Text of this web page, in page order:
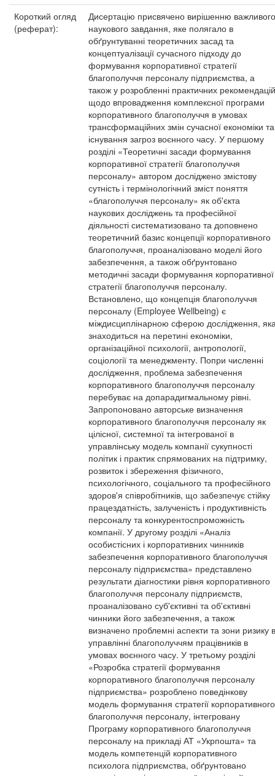
Короткий огляд
(реферат):
Дисертацію присвячено вирішенню важливого
наукового завдання, яке полягало в
обґрунтуванні теоретичних засад та
концептуалізації сучасного підходу до
формування корпоративної стратегії
благополуччя персоналу підприємства, а
також у розробленні практичних рекомендацій
щодо впровадження комплексної програми
корпоративного благополуччя в умовах
трансформаційних змін сучасної економіки та
існування загроз воєнного часу. У першому
розділі «Теоретичні засади формування
корпоративної стратегії благополуччя
персоналу» автором досліджено змістову
сутність і термінологічний зміст поняття
«благополуччя персоналу» як об'єкта
наукових досліджень та професійної
діяльності систематизовано та доповнено
теоретичний базис концепції корпоративного
благополуччя, проаналізовано моделі його
забезпечення, а також обґрунтовано
методичні засади формування корпоративної
стратегії благополуччя персоналу.
Встановлено, що концепція благополуччя
персоналу (Employee Wellbeing) є
міждисциплінарною сферою дослідження,
знаходиться на перетині економіки,
організаційної психології, антропології,
соціології та менеджменту. Попри численні
дослідження, проблема забезпечення
корпоративного благополуччя персоналу
перебуває на допарадигмальному рівні.
Запропоновано авторське визначення
корпоративного благополуччя персоналу як
цілісної, системної та інтегрованої в
управлінську модель компанії сукупності
політик і практик спрямованих на підтримку,
розвиток і збереження фізичного,
психологічного, соціального та професійного
здоров'я співробітників, що забезпечує стійку
працездатність, залученість і продуктивність
персоналу та конкурентоспроможність
компанії. У другому розділі «Аналіз
особистісних і корпоративних чинників
забезпечення корпоративного благополуччя
персоналу підприємства» представлено
результати діагностики рівня корпоративного
благополуччя персоналу підприємств,
проаналізовано суб'єктивні та об'єктивні
чинники його забезпечення, а також
визначено проблемні аспекти та зони ризику в
управлінні благополуччям працівників в
умовах воєнного часу. У третьому розділі
«Розробка стратегії формування
корпоративного благополуччя персоналу
підприємства» розроблено поведінкову
модель формування стратегії корпоративного
благополуччя персоналу, інтегровану
Програму корпоративного благополуччя
персоналу на прикладі АТ «Укрпошта» та
модель компетенцій корпоративного
психолога підприємства, обґрунтовано